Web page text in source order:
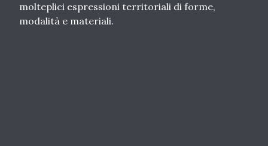
molteplici espressioni territoriali di forme,
modalità e materiali.